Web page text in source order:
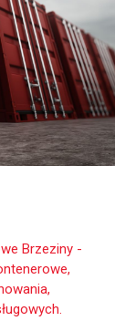
Brzeziny -